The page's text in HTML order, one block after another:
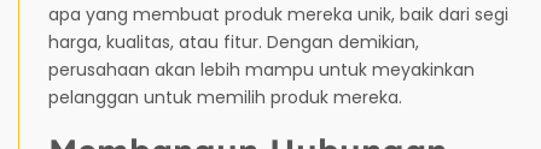
apa yang membuat produk mereka unik, baik dari segi
harga, kualitas, atau fitur. Dengan demikian,
perusahaan akan lebih mampu untuk meyakinkan
pelanggan untuk memilih produk mereka.